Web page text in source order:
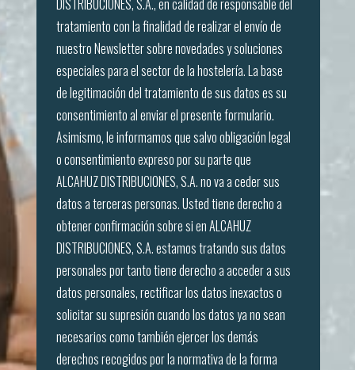
DISTRIBUCIONES, S.A., en calidad de responsable del
tratamiento con la finalidad de realizar el envío de
nuestro Newsletter sobre novedades y soluciones
especiales para el sector de la hostelería. La base
de legitimación del tratamiento de sus datos es su
consentimiento al enviar el presente formulario.
Asimismo, le informamos que salvo obligación legal
o consentimiento expreso por su parte que
ALCAHUZ DISTRIBUCIONES, S.A. no va a ceder sus
datos a terceras personas. Usted tiene derecho a
obtener confirmación sobre si en ALCAHUZ
DISTRIBUCIONES, S.A. estamos tratando sus datos
personales por tanto tiene derecho a acceder a sus
datos personales, rectificar los datos inexactos o
solicitar su supresión cuando los datos ya no sean
necesarios como también ejercer los demás
derechos recogidos por la normativa de la forma